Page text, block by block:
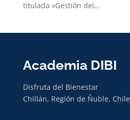
titulada «Gestión del...
Academia DIBI
Disfruta del Bienestar
Chillán, Región de Ñuble, Chile